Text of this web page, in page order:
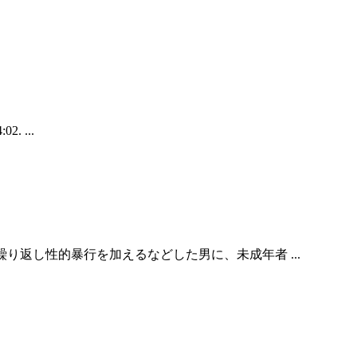
...
り返し性的暴行を加えるなどした男に、未成年者 ...